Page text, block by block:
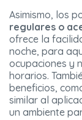
Asimismo, los
regulares o
ofrece la
noche, para
ocupaciones y
horarios.
beneficios,
similar al
un ambiente